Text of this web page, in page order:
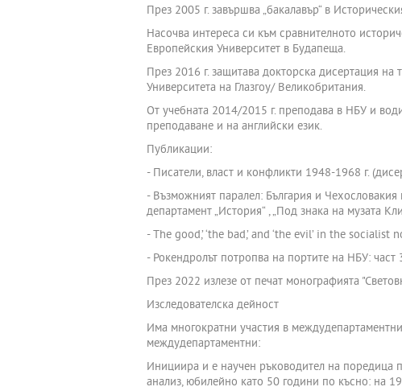
През 2005 г. завършва „бакалавър“ в
Насочва интереса си към сравнителното
Европейския Университет в Будапеща.
През 2016 г. защитава докторска дисертация на
Университета на Глазгоу/ Великобритания.
От учебната 2014/2015 г. преподава в НБУ и
преподаване и на английски език.
Публикации:
- Писатели, власт и конфликти 1948-1968 г.
- Възможният паралел: България и
департамент „История“ , „Под знака на музата
- The good,’ ‘the bad,’ and ‘the evil’ in the
- Рокендролът потропва на портите на НБУ:
През 2022 излезе от печат монографията
Изследователска дейност
Има многократни участия в
междудепартаментни:
Инициира и е научен ръководител на поредица
анализ, юбилейно като 50 години по късно: на